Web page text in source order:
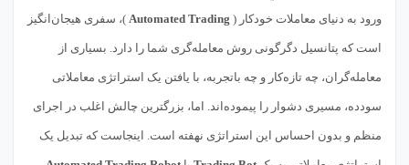
ورود به دنیای معاملات خودکار ( Automated Trading )، سفری هیجان‌انگیز
است که پتانسیل دگرگونی روش معامله‌گری شما را دارد. بسیاری از
معامله‌گران، چه تازه‌کار و چه باتجربه، با یافتن یک استراتژی معاملاتی
سودده، مسیری دشوار را پیموده‌اند. اما، بزرگترین چالش اغلب در اجرای
منظم و بدون احساس این استراتژی نهفته است. اینجاست که تبدیل یک